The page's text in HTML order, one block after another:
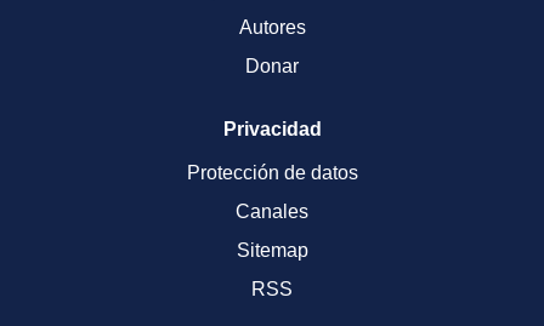
Autores
Donar
Privacidad
Protección de datos
Canales
Sitemap
RSS